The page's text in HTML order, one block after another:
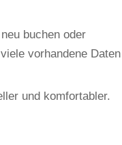
buchen oder
vorhandene Daten
und komfortabler.